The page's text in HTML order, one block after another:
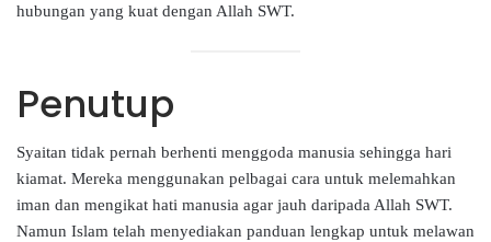
hubungan yang kuat dengan Allah SWT.
Penutup
Syaitan tidak pernah berhenti menggoda manusia sehingga hari
kiamat. Mereka menggunakan pelbagai cara untuk melemahkan
iman dan mengikat hati manusia agar jauh daripada Allah SWT.
Namun Islam telah menyediakan panduan lengkap untuk melawan